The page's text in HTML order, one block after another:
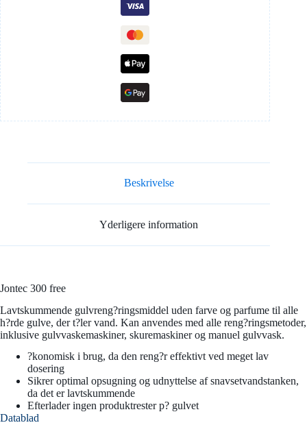
Beskrivelse
Yderligere information
Jontec 300 free
Lavtskummende gulvreng?ringsmiddel uden farve og parfume til alle
h?rde gulve, der t?ler vand. Kan anvendes med alle reng?ringsmetoder,
inklusive gulvvaskemaskiner, skuremaskiner og manuel gulvvask.
?konomisk i brug, da den reng?r effektivt ved meget lav
dosering
Sikrer optimal opsugning og udnyttelse af snavsetvandstanken,
da det er lavtskummende
Efterlader ingen produktrester p? gulvet
Datablad